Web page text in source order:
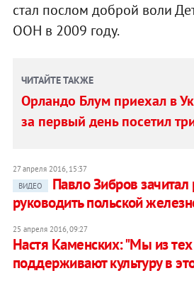
стал послом доброй воли
ООН в 2009 году.
ЧИТАЙТЕ ТАКЖЕ
Орландо Блум приехал в
за первый день посетил
27 апреля 2016, 15:37
ВИДЕО
Павло Зибров зачитал
руководить польской
25 апреля 2016, 09:27
Настя Каменских: "Мы из
поддерживают культуру в